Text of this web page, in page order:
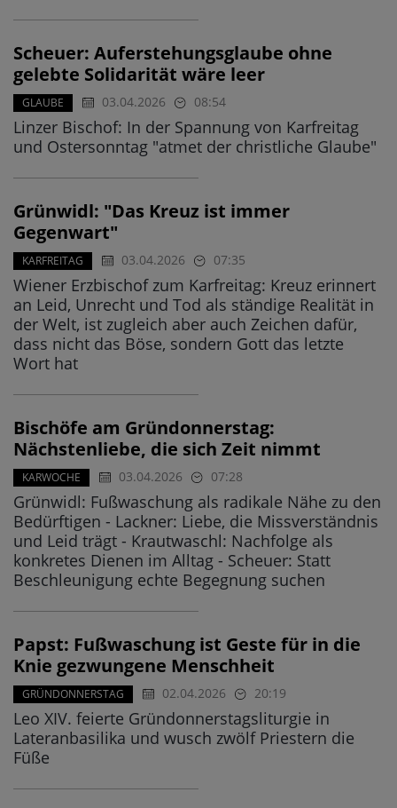
Scheuer: Auferstehungsglaube ohne
gelebte Solidarität wäre leer
GLAUBE 03.04.2026 08:54
Linzer Bischof: In der Spannung von Karfreitag
und Ostersonntag "atmet der christliche Glaube"
Grünwidl: "Das Kreuz ist immer
Gegenwart"
KARFREITAG 03.04.2026 07:35
Wiener Erzbischof zum Karfreitag: Kreuz erinnert
an Leid, Unrecht und Tod als ständige Realität in
der Welt, ist zugleich aber auch Zeichen dafür,
dass nicht das Böse, sondern Gott das letzte
Wort hat
Bischöfe am Gründonnerstag:
Nächstenliebe, die sich Zeit nimmt
KARWOCHE 03.04.2026 07:28
Grünwidl: Fußwaschung als radikale Nähe zu den
Bedürftigen - Lackner: Liebe, die Missverständnis
und Leid trägt - Krautwaschl: Nachfolge als
konkretes Dienen im Alltag - Scheuer: Statt
Beschleunigung echte Begegnung suchen
Papst: Fußwaschung ist Geste für in die
Knie gezwungene Menschheit
GRÜNDONNERSTAG 02.04.2026 20:19
Leo XIV. feierte Gründonnerstagsliturgie in
Lateranbasilika und wusch zwölf Priestern die
Füße